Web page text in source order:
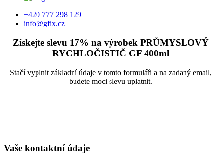
+420 777 298 129
info@gfix.cz
Získejte slevu 17% na výrobek PRŮMYSLOVÝ
RYCHLOČISTIČ GF400ml
Stačí vyplnit základní údaje v tomto formuláři a na zadaný email,
budete moci slevu uplatnit.
Vaše kontaktní údaje